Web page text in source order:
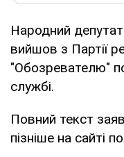
Народний
вийшов з Партії
"Обозревателю"
службі.
Повний текст
пізніше на сайті